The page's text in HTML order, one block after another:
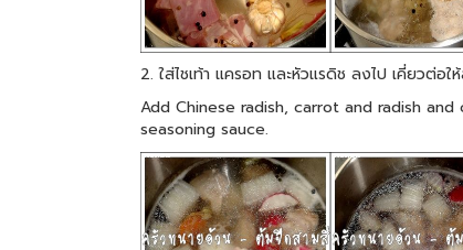
2. ใส่ไชเท้า แครอท และหัวแรดิช ลงไป เคี่ยวต่อ
Add Chinese radish, carrot and radish
seasoning sauce.